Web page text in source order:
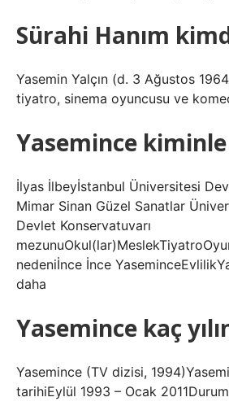
Sürahi Hanım
Yasemin Yalçın (d. 3 Ağustos
tiyatro, sinema oyuncusu ve
Yasemince
İlyas İlbeyİstanbul Üniversitesi
Mimar Sinan Güzel Sanatlar
Devlet Konservatuvarı
nedeniİnce İnce
daha
Yasemince kaç
Yasemince (TV dizisi,
tarihiEylül 1993 – Ocak